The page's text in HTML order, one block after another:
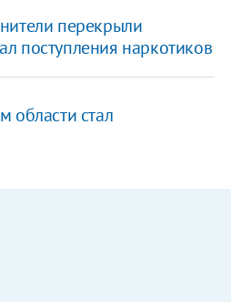
перекрыли
поступления наркотиков
области стал